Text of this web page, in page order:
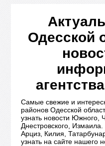
Одесской
Самые свежие и
районов Одесской
узнать новости Южного,
Днестровского,
Арциз, Килия,
узнать на сайте нашего